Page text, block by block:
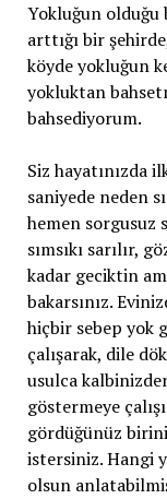
Yokluğun olduğu
arttığı bir
köyde yokluğun
yokluktan
bahsediyorum.
Siz hayatınızda
saniyede neden
hemen sorgusuz
sımsıkı sarılır,
kadar geciktin
bakarsınız.
hiçbir sebep yok
çalışarak, dile
usulca
göstermeye
gördüğünüz
istersiniz. Hangi
olsun